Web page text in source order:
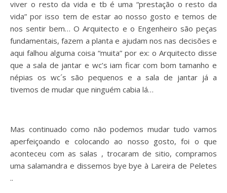
viver o resto da vida e tb é uma “prestação o resto da
vida” por isso tem de estar ao nosso gosto e temos de
nos sentir bem… O Arquitecto e o Engenheiro são peças
fundamentais, fazem a planta e ajudam nos nas decisões e
aqui falhou alguma coisa “muita” por ex: o Arquitecto disse
que a sala de jantar e wc’s iam ficar com bom tamanho e
népias os wc´s são pequenos e a sala de jantar já a
tivemos de mudar que ninguém cabia lá…
Mas continuado como não podemos mudar tudo vamos
aperfeiçoando e colocando ao nosso gosto, foi o que
aconteceu com as salas , trocaram de sitio, compramos
uma salamandra e dissemos bye bye à Lareira de Peletes
..